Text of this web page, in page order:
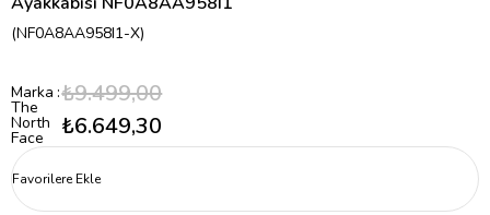
(NF0A8AA958I1-X)
Marka :
The
North
Face
₺9.499,00
₺6.649,30
Favorilere Ekle